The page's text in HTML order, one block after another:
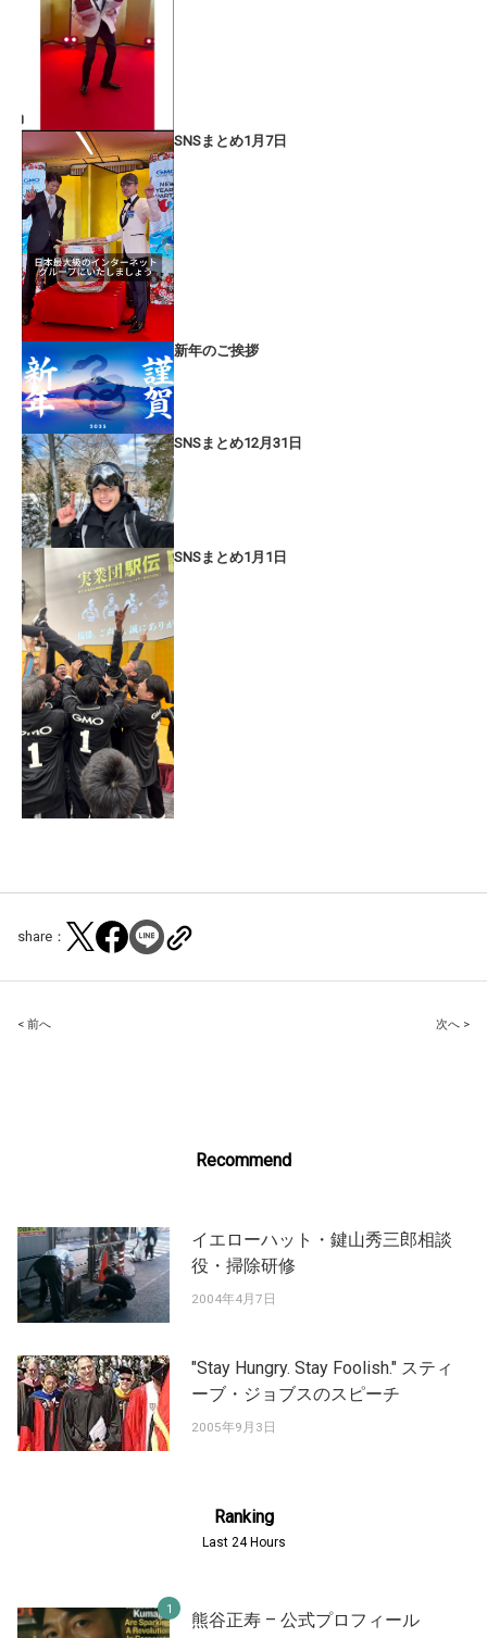
SNSまとめ1月7日
新年のご挨拶
SNSまとめ12月31日
SNSまとめ1月1日
share：
Post
< 前へ 次へ >
Recommend
イエローハット・鍵山秀三郎相談
役・掃除研修
2004年4月7日
"Stay Hungry. Stay Foolish." スティ
ーブ・ジョブスのスピーチ
2005年9月3日
Ranking
Last 24 Hours
熊谷正寿 – 公式プロフィール